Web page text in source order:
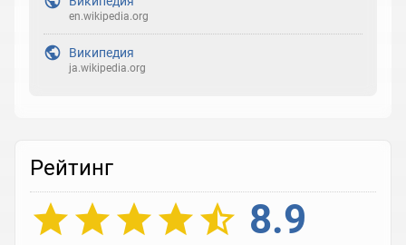
en.wikipedia.org
Википедия
ja.wikipedia.org
Рейтинг
8.9